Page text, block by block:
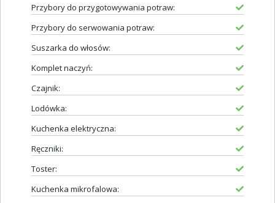
Przybory do przygotowywania potraw:
Przybory do serwowania potraw:
Suszarka do włosów:
Komplet naczyń:
Czajnik:
Lodówka:
Kuchenka elektryczna:
Ręczniki:
Toster:
Kuchenka mikrofalowa: